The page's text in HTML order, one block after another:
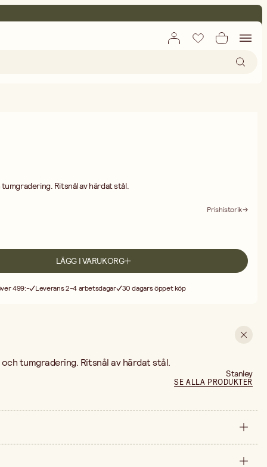
Ritsnål av härdat stål.
Prishistorik
LÄGG I VARUKORG
499:- Leverans 2-4 arbetsdagar 30 dagars öppet köp
tumgradering. Ritsnål av härdat stål.
Stanley
SE ALLA PRODUKTER
styck